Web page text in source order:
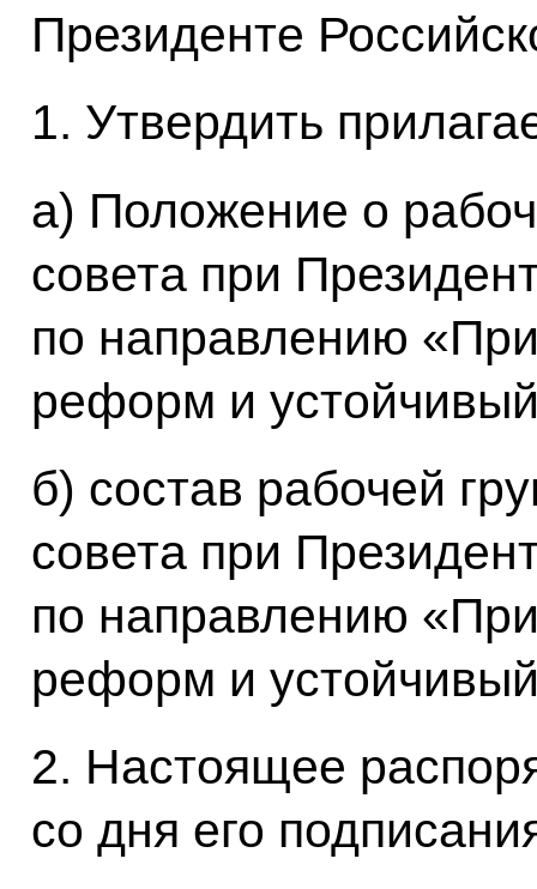
Президенте
1. Утвердить
а) Положение о
совета при
по направлению
реформ и
б) состав рабочей
совета при
по направлению
реформ и
2. Настоящее
со дня его